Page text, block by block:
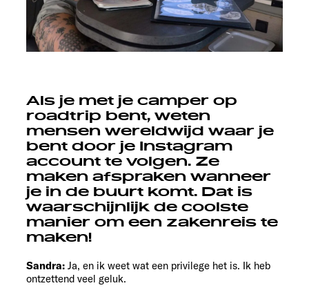
Als je met je camper op
roadtrip bent, weten
mensen wereldwijd waar je
bent door je Instagram
account te volgen. Ze
maken afspraken wanneer
je in de buurt komt. Dat is
waarschijnlijk de coolste
manier om een zakenreis te
maken!
Sandra: Ja, en ik weet wat een privilege het is. Ik heb
ontzettend veel geluk.